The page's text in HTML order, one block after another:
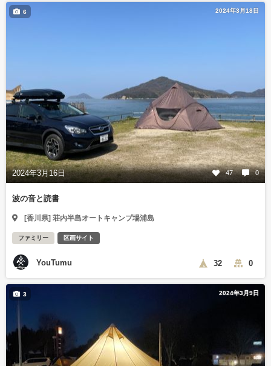
2024年3月18日
2024年3月16日 47 0
6
波の音と読書
[香川県] 荘内半島オートキャンプ場浦島
ファミリー 区画サイト
YouTumu 32 0
2024年3月9日
3